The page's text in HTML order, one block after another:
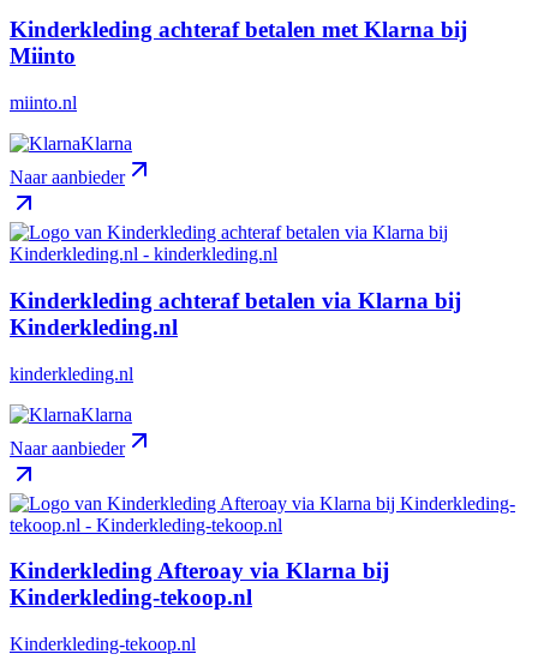
Kinderkleding achteraf betalen met Klarna bij
Miinto
miinto.nl
Klarna
Naar aanbieder
Kinderkleding achteraf betalen via Klarna bij
Kinderkleding.nl
kinderkleding.nl
Klarna
Naar aanbieder
Kinderkleding Afteroay via Klarna bij
Kinderkleding-tekoop.nl
Kinderkleding-tekoop.nl